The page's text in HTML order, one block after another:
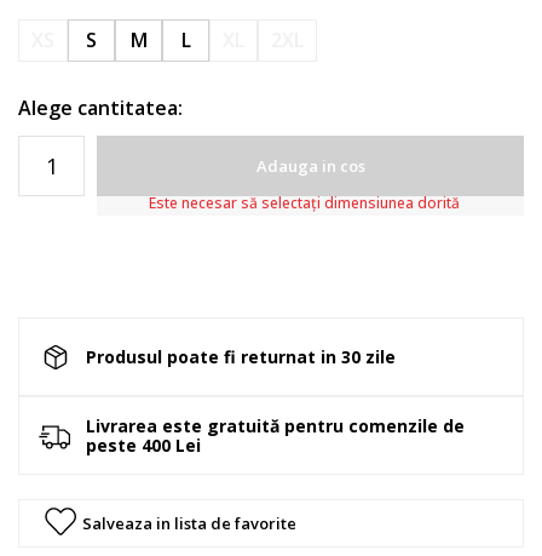
S M L
Alege cantitatea:
Adauga in cos
Este necesar să selectați dimensiunea dorită
Produsul poate fi returnat in 30 zile
Livrarea este gratuită pentru comenzile de
peste 400 Lei
Salveaza in lista de favorite